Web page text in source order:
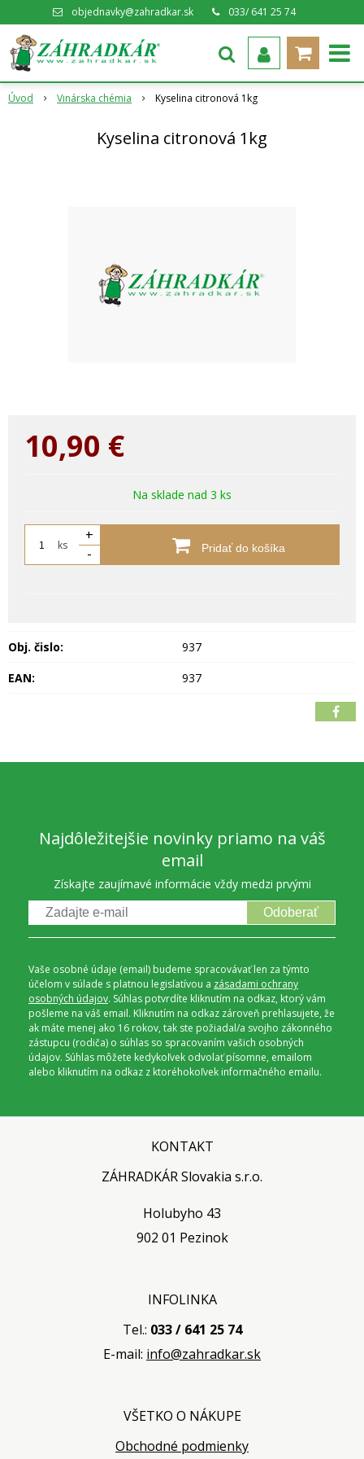
objednavky@zahradkar.sk 033/ 641 25 74
Úvod Vinárska chémia Kyselina citronová 1kg
Kyselina citronová 1kg
10,90 €
Na sklade nad 3 ks
ks
+
-
Pridať do košíka
Obj. čislo:
937
EAN:
937
Najdôležitejšie novinky priamo na váš
email
Získajte zaujímavé informácie vždy medzi prvými
Odoberať
Vaše osobné údaje (email) budeme spracovávať len za týmto
účelom v súlade s platnou legislatívou a zásadami ochrany
osobných údajov. Súhlas potvrdíte kliknutím na odkaz, ktorý vám
pošleme na váš email. Kliknutím na odkaz zároveň prehlasujete, že
ak máte menej ako 16 rokov, tak ste požiadal/a svojho zákonného
zástupcu (rodiča) o súhlas so spracovaním vašich osobných
údajov. Súhlas môžete kedykoľvek odvolať písomne, emailom
alebo kliknutím na odkaz z ktoréhokoľvek informačného emailu.
KONTAKT
ZÁHRADKÁR Slovakia s.r.o.
Holubyho 43
902 01 Pezinok
INFOLINKA
Tel.: 033 / 641 25 74
E-mail: info@zahradkar.sk
VŠETKO O NÁKUPE
Obchodné podmienky